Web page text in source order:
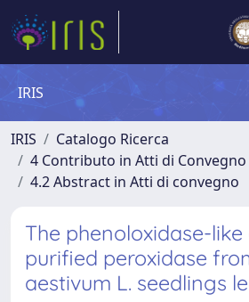
IRIS
IRIS
Catalogo Ricerca
4 Contributo in Atti di
4.2 Abstract in Atti di convegno
The phenoloxidase-
purified peroxidase
aestivum L. seedlings